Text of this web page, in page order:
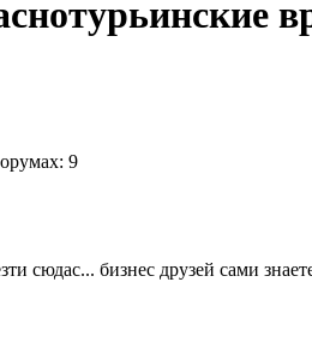
сюдас... бизнес друзей сами